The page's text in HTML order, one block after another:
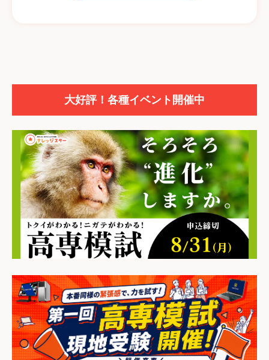
大好評！各種イベント開催中